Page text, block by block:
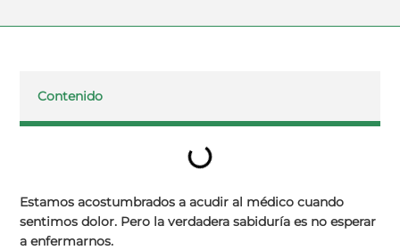
Estamos acostumbrados a acudir al médico cuando
sentimos dolor. Pero la verdadera sabiduría es no esperar
a enfermarnos.
Contenido